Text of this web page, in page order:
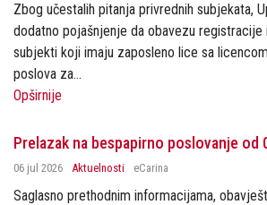
Zbog učestalih pitanja privrednih subjekata,
dodatno pojašnjenje da obavezu registracije
subjekti koji imaju zaposleno lice sa
poslova za...
Opširnije
Prelazak na bespapirno poslovanje od
06 jul 2026 Aktuelnosti eCarina
Saglasno prethodnim informacijama,